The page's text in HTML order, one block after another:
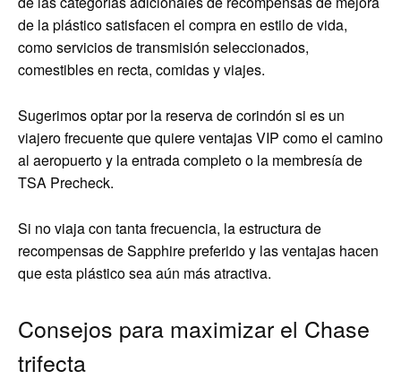
de la plástico satisfacen el compra en estilo de vida,
como servicios de transmisión seleccionados,
comestibles en recta, comidas y viajes.
Sugerimos optar por la reserva de corindón si es un
viajero frecuente que quiere ventajas VIP como el camino
al aeropuerto y la entrada completo o la membresía de
TSA Precheck.
Si no viaja con tanta frecuencia, la estructura de
recompensas de Sapphire preferido y las ventajas hacen
que esta plástico sea aún más atractiva.
Consejos para maximizar el Chase
trifecta